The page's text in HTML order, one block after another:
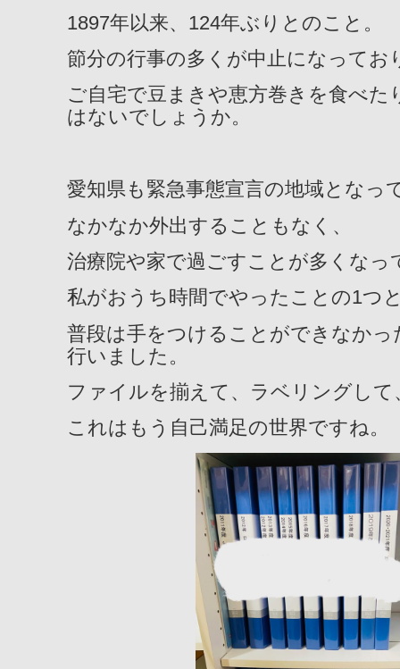
1897年以来、124年ぶりとのこと。
節分の行事の多くが中止になってお
ご自宅で豆まきや恵方巻きを食べた
はないでしょうか。
愛知県も緊急事態宣言の地域となっ
なかなか外出することもなく、
治療院や家で過ごすことが多くなっ
私がおうち時間でやったことの1つ
普段は手をつけることができなかっ
行いました。
ファイルを揃えて、ラベリングし
これはもう自己満足の世界ですね。